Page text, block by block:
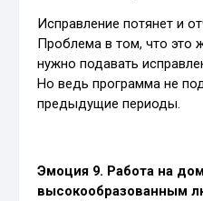
Исправление потянет и
Проблема в том, что это
нужно подавать
Но ведь программа не
предыдущие периоды.
Эмоция 9. Работа на
высокообразованным